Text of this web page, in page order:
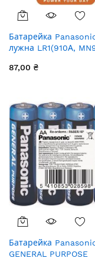
Батарейка
лужна LR1(910А,
87,00 ₴
Батарейка
GENERAL PURPOSE